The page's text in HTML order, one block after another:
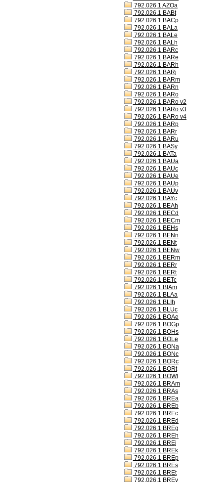
792.026.1 AZOa
792.026.1 BABt
792.026.1 BACp
792.026.1 BALa
792.026.1 BALe
792.026.1 BALh
792.026.1 BARc
792.026.1 BARe
792.026.1 BARh
792.026.1 BARj
792.026.1 BARm
792.026.1 BARn
792.026.1 BARo
792.026.1 BARo v2
792.026.1 BARo v3
792.026.1 BARo v4
792.026.1 BARp
792.026.1 BARr
792.026.1 BARu
792.026.1 BASy
792.026.1 BATa
792.026.1 BAUa
792.026.1 BAUc
792.026.1 BAUe
792.026.1 BAUp
792.026.1 BAUv
792.026.1 BAYc
792.026.1 BEAh
792.026.1 BECd
792.026.1 BECm
792.026.1 BEHs
792.026.1 BENn
792.026.1 BENt
792.026.1 BENw
792.026.1 BERm
792.026.1 BERr
792.026.1 BERt
792.026.1 BETc
792.026.1 BIAm
792.026.1 BLAa
792.026.1 BLIh
792.026.1 BLUc
792.026.1 BOAe
792.026.1 BOGp
792.026.1 BOHs
792.026.1 BOLe
792.026.1 BONa
792.026.1 BONc
792.026.1 BORc
792.026.1 BORt
792.026.1 BOWl
792.026.1 BRAm
792.026.1 BRAs
792.026.1 BREa
792.026.1 BREb
792.026.1 BREc
792.026.1 BREd
792.026.1 BREg
792.026.1 BREh
792.026.1 BREj
792.026.1 BREk
792.026.1 BREp
792.026.1 BREs
792.026.1 BREt
792.026.1 BREv